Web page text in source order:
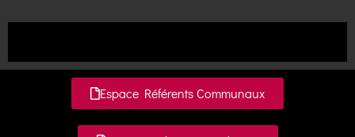
Espace Référents Communaux